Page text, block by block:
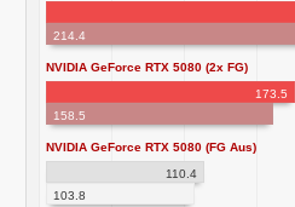
214.4
NVIDIA GeForce RTX 5080 (2x FG)
173.5
158.5
NVIDIA GeForce RTX 5080 (FG Aus)
110.4
103.8